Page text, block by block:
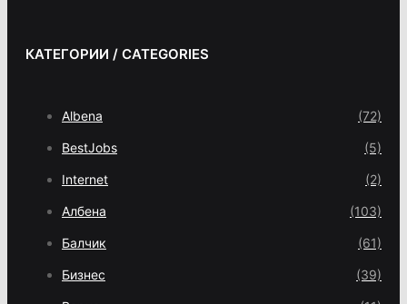
КАТЕГОРИИ / CATEGORIES
Albena (72)
BestJobs (5)
Internet (2)
Албена (103)
Балчик (61)
Бизнес (39)